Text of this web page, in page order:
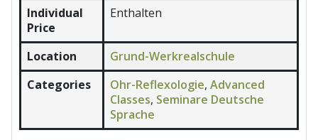
Individual
Price
Enthalten
Location
Grund-Werkrealschule
Categories
Ohr-Reflexologie, Advanced
Classes, Seminare Deutsche
Sprache